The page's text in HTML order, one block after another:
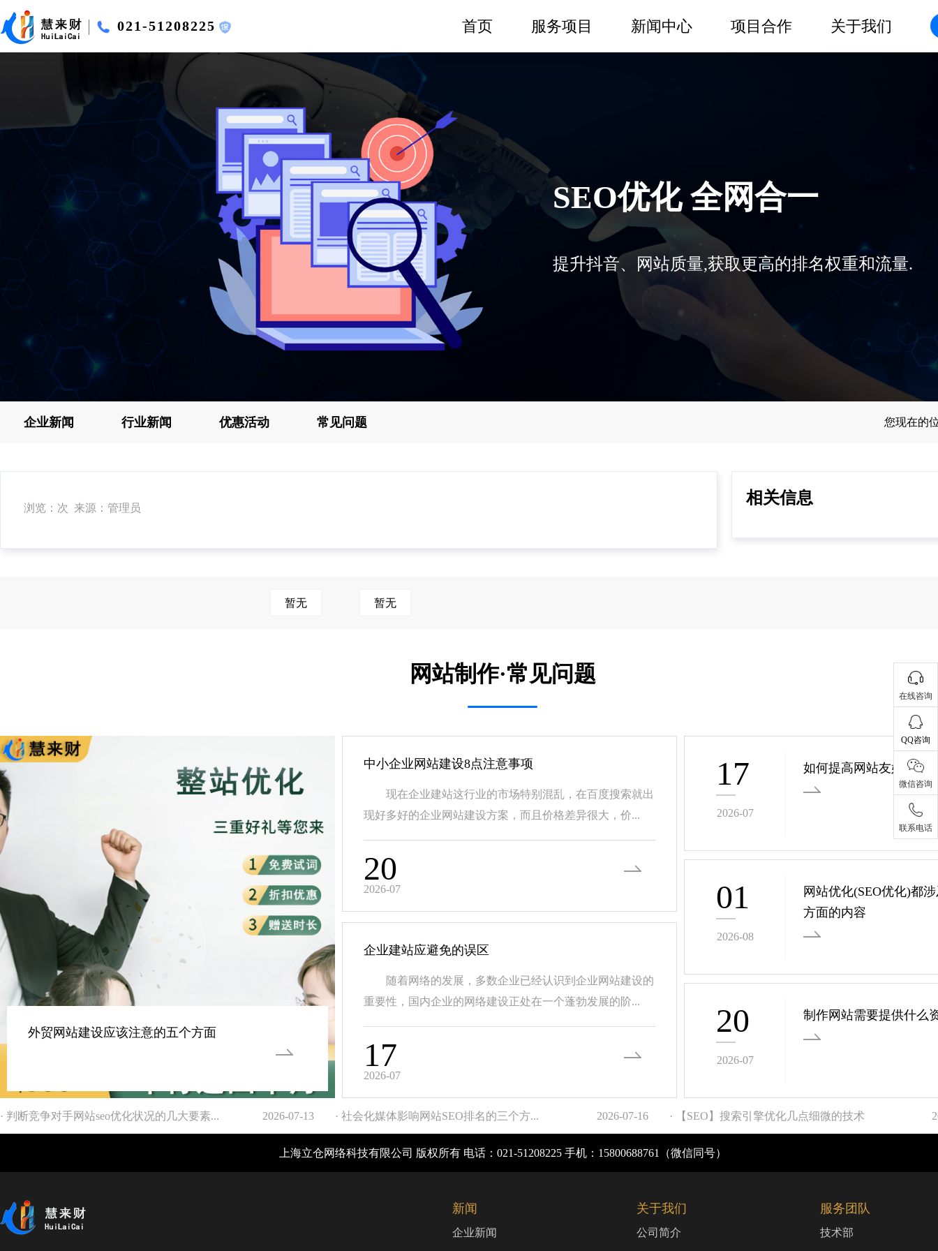
021-51208225 首页 服务项目 新闻中心 项目合作 关于我们
SEO优化 全网合一
提升抖音、网站质量,获取更高的排名权重和流量.
企业新闻 行业新闻 优惠活动 常见问题 您现在的
浏览：次 来源：管理员
相关信息
暂无 暂无
网站制作·常见问题
外贸网站建设应该注意的五个方面
中小企业网站建设8点注意事项
现在企业建站这行业的市场特别混乱，在百度搜索就出
现好多好的企业网站建设方案，而且价格差异很大，价...
20
2026-07
企业建站应避免的误区
随着网络的发展，多数企业已经认识到企业网站建设的
重要性，国内企业的网络建设正处在一个蓬勃发展的阶...
17
2026-07
17
2026-07
如何提高网站友好性的
01
2026-08
网站优化(SEO优化)都
方面的内容
20
2026-07
制作网站需要提供什么
2026-07-13
· 判断竞争对手网站seo优化状况的几大要素... 2026-07-16
· 社会化媒体影响网站SEO排名的三个方... · 【SEO】搜索引擎优化几点细微的技术
上海立仓网络科技有限公司 版权所有 电话：021-51208225 手机：15800688761（微信同号）
新闻
企业新闻
关于我们
公司简介
服务团队
技术部
在线咨询
QQ咨询
微信咨询
联系电话